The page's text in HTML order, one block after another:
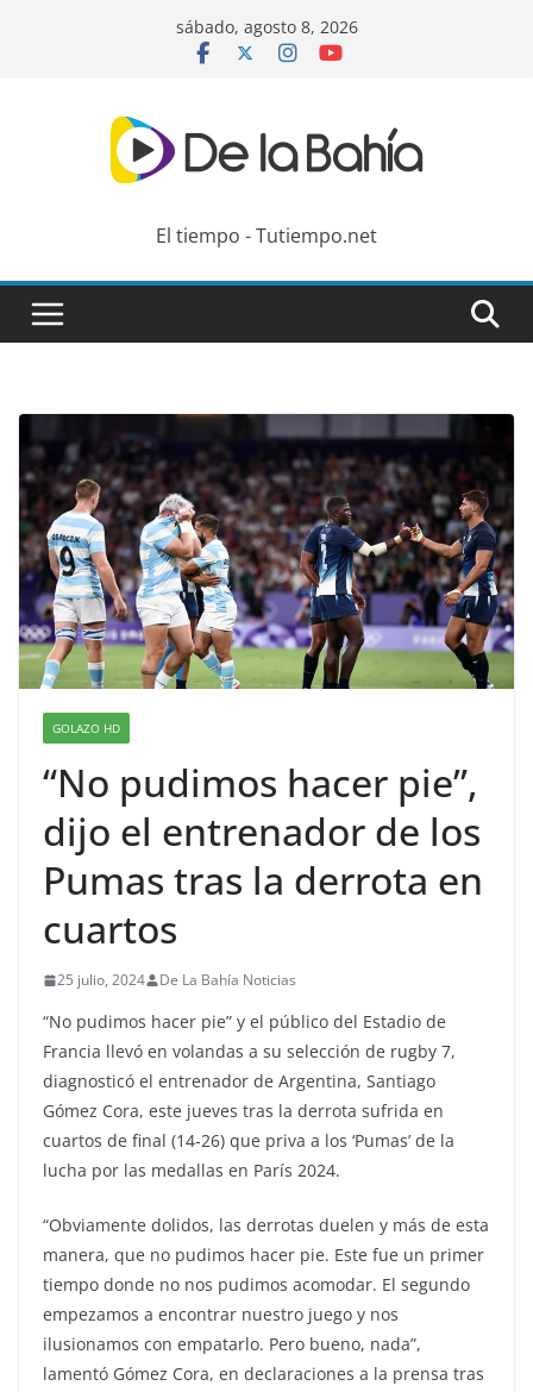
sábado, agosto 8, 2026
El tiempo - Tutiempo.net
GOLAZO HD
“No pudimos hacer pie”,
dijo el entrenador de los
Pumas tras la derrota en
cuartos
25 julio, 2024 De La Bahía Noticias
“No pudimos hacer pie” y el público del Estadio de
Francia llevó en volandas a su selección de rugby 7,
diagnosticó el entrenador de Argentina, Santiago
Gómez Cora, este jueves tras la derrota sufrida en
cuartos de final (14-26) que priva a los ‘Pumas’ de la
lucha por las medallas en París 2024.
“Obviamente dolidos, las derrotas duelen y más de esta
manera, que no pudimos hacer pie. Este fue un primer
tiempo donde no nos pudimos acomodar. El segundo
empezamos a encontrar nuestro juego y nos
ilusionamos con empatarlo. Pero bueno, nada”,
lamentó Gómez Cora, en declaraciones a la prensa tras